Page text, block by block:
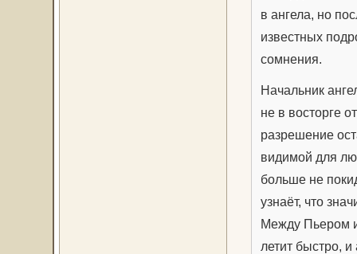
в ангела, но
известных
сомнения.
Начальник
не в восторге
разрешение
видимой для
больше не
узнаёт, что
Между Пьером
летит быстро,